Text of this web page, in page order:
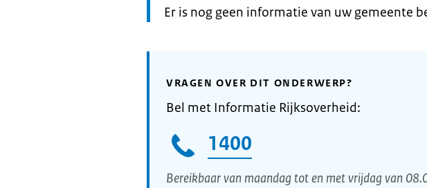
Informatie:
Er is nog geen informatie van uw gemeente
VRAGEN OVER DIT ONDERWERP?
Bel met Informatie Rijksoverheid:
1400
Bereikbaar van maandag tot en met vrijdag van